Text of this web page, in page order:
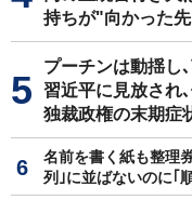
持ちが"向かった
プーチンは動揺し
習近平に見放され
独裁政権の末期症
名前を書く紙も整理
列｣に並ばないのに｢